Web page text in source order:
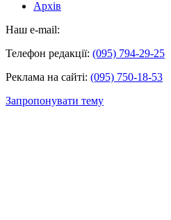
Архів
Наш e-mail:
Телефон редакції: (095) 794-29-25
Реклама на сайті: (095) 750-18-53
Запропонувати тему